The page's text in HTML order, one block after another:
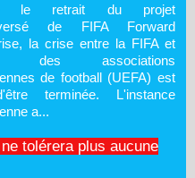
le retrait du projet
de FIFA Forward
la crise entre la FIFA et
des associations
de football (UEFA) est
terminée. L'instance
a...
tolérera plus aucune